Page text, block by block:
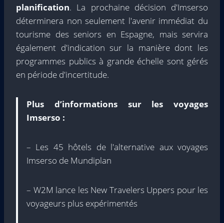
planification. La prochaine décision d'Imserso
déterminera non seulement l'avenir immédiat du
tourisme des seniors en Espagne, mais servira
également d'indication sur la manière dont les
programmes publics à grande échelle sont gérés
en période d'incertitude.
Plus d’informations sur les voyages
Imserso :
– Les 45 hôtels de l'alternative aux voyages
Imserso de Mundiplan
– W2M lance les New Travelers Uppers pour les
voyageurs plus expérimentés